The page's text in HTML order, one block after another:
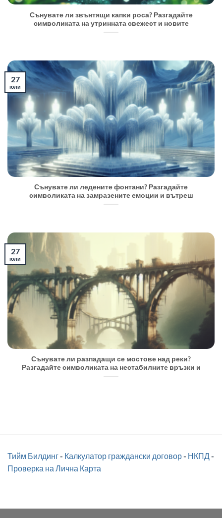
Сънувате ли звънтящи капки роса? Разгадайте
символиката на утринната свежест и новите
Сънувате ли ледените фонтани? Разгадайте
символиката на замразените емоции и вътреш
27
юли
Сънувате ли разпадащи се мостове над реки?
Разгадайте символиката на нестабилните връзки и
27
юли
Тийм Билдинг- Калкулатор граждански договор- НКПД-
Проверка на Лична Карта